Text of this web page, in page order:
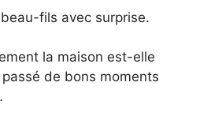
fils avec surprise.
la maison est-elle
de bons moments